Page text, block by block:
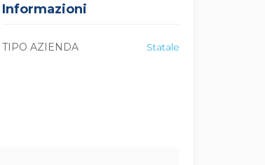
Informazioni
TIPO AZIENDA Statale